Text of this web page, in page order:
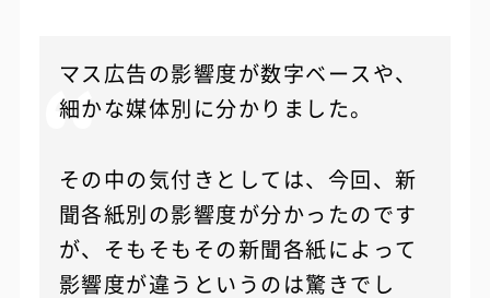
マス広告の影響度が数字ベースや、
細かな媒体別に分かりました。
その中の気付きとしては、今回、新
聞各紙別の影響度が分かったのです
が、そもそもその新聞各紙によって
影響度が違うというのは驚きでし